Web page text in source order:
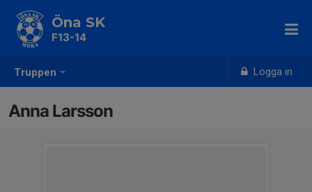
Truppen Logga in
Öna SK
F13-14
Anna Larsson